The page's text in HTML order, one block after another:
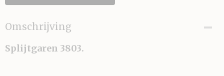
Omschrijving
Splijtgaren 3803.